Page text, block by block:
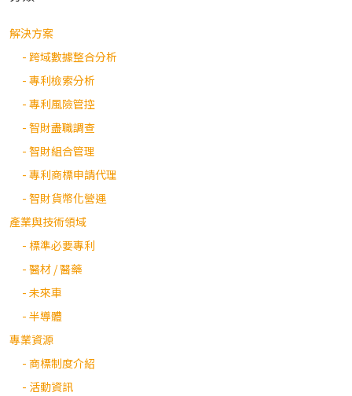
解決方案
- 跨域數據整合分析
- 專利檢索分析
- 專利風險管控
- 智財盡職調查
- 智財組合管理
- 專利商標申請代理
- 智財貨幣化營運
產業與技術領域
- 標準必要專利
- 醫材 / 醫藥
- 未來車
- 半導體
專業資源
- 商標制度介紹
- 活動資訊